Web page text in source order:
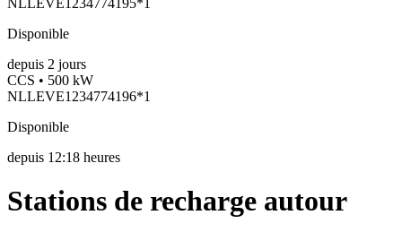
Disponible
depuis 2 jours
CCS • 500 kW
NLLEVE1234774196*1
Disponible
depuis 12:18 heures
Stations de recharge autour